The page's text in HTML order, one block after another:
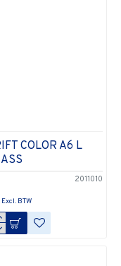
2011010
COLOR A6 L